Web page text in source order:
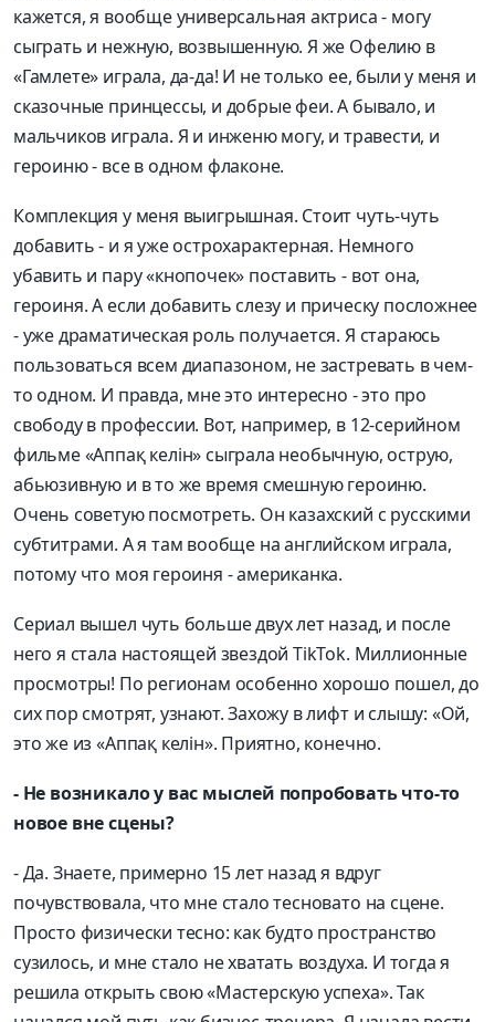
кажется, я вообще универсальная актриса - могу
сыграть и нежную, возвышенную. Я же Офелию в
«Гамлете» играла, да-да! И не только ее, были у меня и
сказочные принцессы, и добрые феи. А бывало, и
мальчиков играла. Я и инженю могу, и травести, и
героиню - все в одном флаконе.
Комплекция у меня выигрышная. Стоит чуть-чуть
добавить - и я уже острохарактерная. Немного
убавить и пару «кнопочек» поставить - вот она,
героиня. А если добавить слезу и прическу посложнее
- уже драматическая роль получается. Я стараюсь
пользоваться всем диапазоном, не застревать в чем-
то одном. И правда, мне это интересно - это про
свободу в профессии. Вот, например, в 12-серийном
фильме «Аппақ келін» сыграла необычную, острую,
абьюзивную и в то же время смешную героиню.
Очень советую посмотреть. Он казахский с русскими
субтитрами. А я там вообще на английском играла,
потому что моя героиня - американка.
Сериал вышел чуть больше двух лет назад, и после
него я стала настоящей звездой TikTok. Миллионные
просмотры! По регионам особенно хорошо пошел, до
сих пор смотрят, узнают. Захожу в лифт и слышу: «Ой,
это же из «Аппақ келін». Приятно, конечно.
- Не возникало у вас мыслей попробовать что-то
новое вне сцены?
- Да. Знаете, примерно 15 лет назад я вдруг
почувствовала, что мне стало тесновато на сцене.
Просто физически тесно: как будто пространство
сузилось, и мне стало не хватать воздуха. И тогда я
решила открыть свою «Мастерскую успеха». Так